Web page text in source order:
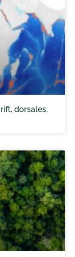
dorsales,